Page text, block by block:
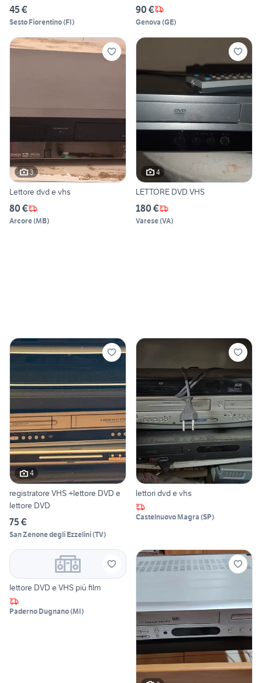
45 €
Sesto Fiorentino(FI)
90 €
Genova (GE)
3
Lettore dvd e vhs
80 €
Arcore(MB)
4
LETTORE DVD VHS
180 €
Varese(VA)
4
registratore VHS +lettore DVD e
lettore DVD
75 €
San Zenone degli Ezzelini(TV)
lettori dvd e vhs
Castelnuovo Magra (SP)
lettore DVD e VHS più film
Paderno Dugnano(MI)